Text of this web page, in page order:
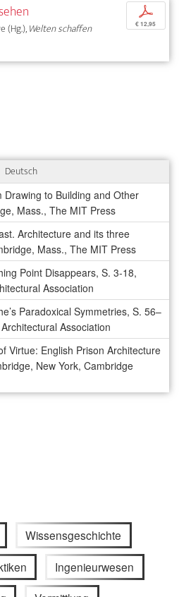
(Hg.),Welten schaffen
p
€ 12,95
Deutsch
Drawing to Building and Other
Mass., The MIT Press
Architecture and its three
Mass., The MIT Press
Point Disappears, S. 3-18,
Association
Paradoxical Symmetries, S. 56–
Association
Virtue: English Prison Architecture
New York, Cambridge
Wissensgeschichte
Ingenieurwesen